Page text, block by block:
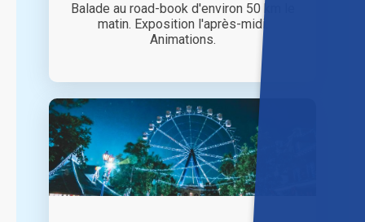
Balade au road-book d'environ 50 km le
matin. Exposition l'après-midi.
Animations.